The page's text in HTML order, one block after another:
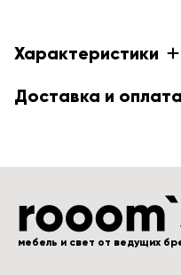
Характеристики
Доставка и оплата
мебель и свет от ведущих